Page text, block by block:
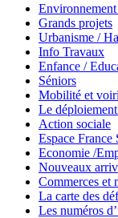
Grands projets
Urbanisme /
Info Travaux
Enfance /
Séniors
Mobilité et
Le
Action sociale
Espace France
Economie /
Nouveaux
Commerces et
La carte des
Les numéros